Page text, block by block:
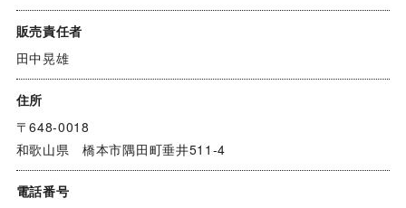
販売責任者
田中晃雄
住所
〒648-0018
和歌山県 橋本市隅田町垂井511-4
電話番号